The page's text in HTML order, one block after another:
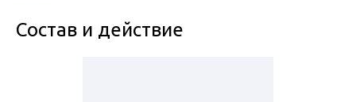
Состав и действие